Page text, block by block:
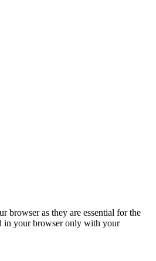
browser as they are essential for the
in your browser only with your